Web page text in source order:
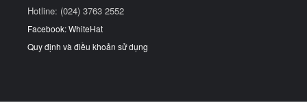
Hotline: (024) 3763 2552
Facebook: WhiteHat
Quy định và điều khoản sử dụng